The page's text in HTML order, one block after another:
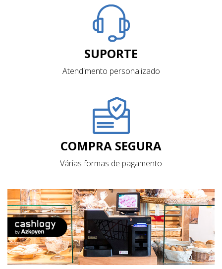
SUPORTE
Atendimento personalizado
COMPRA SEGURA
Várias formas de pagamento